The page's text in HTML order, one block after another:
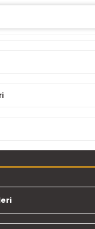
gördüğünüz noktaları
bozuk veya